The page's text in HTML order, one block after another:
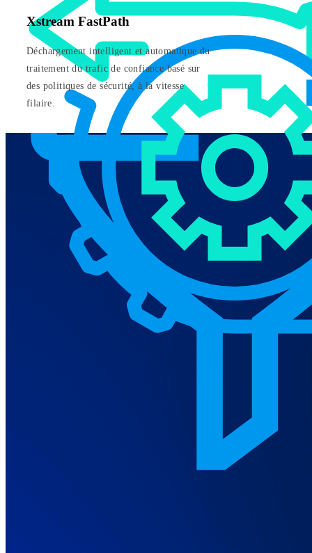
Xstream FastPath
Déchargement intelligent et automatique du
traitement du trafic de confiance basé sur
des politiques de sécurité, à la vitesse
filaire.